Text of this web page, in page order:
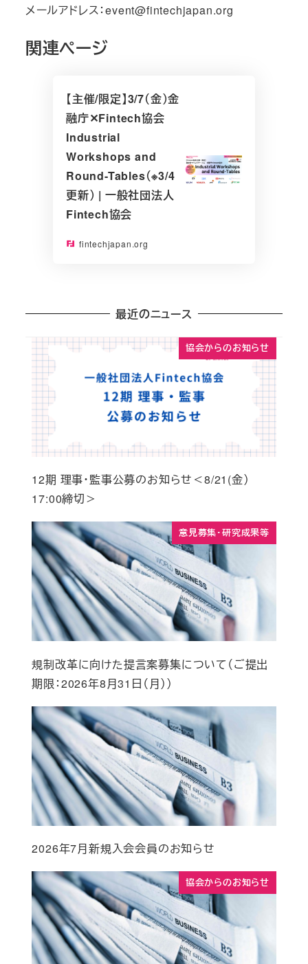
メールアドレス：event@fintechjapan.org
関連ページ
【主催/限定】3/7（金）金
融庁✕Fintech協会
Industrial
Workshops and
Round-Tables（※3/4
更新） | 一般社団法人
Fintech協会
fintechjapan.org
最近のニュース
協会からのお知らせ
12期 理事・監事公募のお知らせ＜8/21(金）
17:00締切＞
意見募集・研究成果等
規制改革に向けた提言案募集について（ご提出
期限：2026年8月31日（月））
2026年7月新規入会会員のお知らせ
協会からのお知らせ